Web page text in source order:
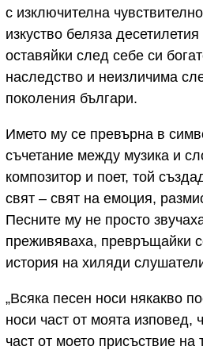
с изключителна
изкуство беляза
оставяйки след себе си
наследство и неизличима
поколения българи.
Името му се превърна в
съчетание между музика и
композитор и поет, той
свят – свят на емоция,
Песните му не просто
преживяваха, превръщайки
история на хиляди
„Всяка песен носи някакво
носи част от моята изповед,
част от моето присъствие на